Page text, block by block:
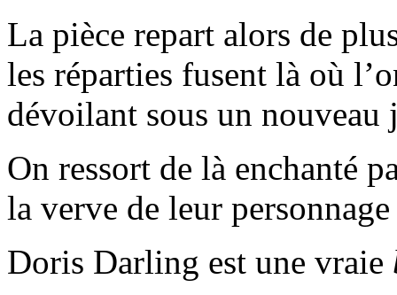
La pièce repart alors de
les réparties fusent là où
dévoilant sous un nouveau
On ressort de là enchanté
la verve de leur
Doris Darling est une vraie